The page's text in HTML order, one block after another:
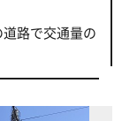
路で交通量の